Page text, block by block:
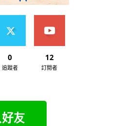
0
追蹤者
12
訂閱者